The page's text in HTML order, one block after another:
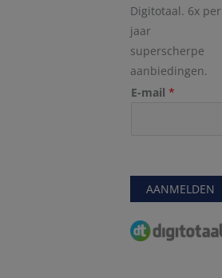
Digitotaal. 6x per
jaar
superscherpe
aanbiedingen.
E-mail *
AANMELDEN